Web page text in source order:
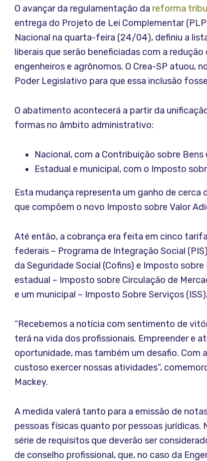
O avançar da regulamentação da reforma
entrega do Projeto de Lei Complementar
Nacional na quarta-feira (24/04), definiu a
liberais que serão beneficiadas com a
engenheiros e agrônomos. O Crea-SP atuou,
Poder Legislativo para que essa inclusão
O abatimento acontecerá a partir da
formas no âmbito administrativo:
Nacional, com a Contribuição sobre Bens
Estadual e municipal, com o Imposto
Esta mudança representa um ganho de cerca
que compõem o novo Imposto sobre Valor
Até então, a cobrança era feita em cinco
federais – Programa de Integração Social
da Seguridade Social (Cofins) e Imposto
estadual – Imposto sobre Circulação de
e um municipal – Imposto Sobre Serviços
“Recebemos a notícia com sentimento de
terá na vida dos profissionais. Empreender e
oportunidade, mas também um desafio. Com
custoso exercer nossas atividades”,
Mackey.
A medida valerá tanto para a emissão de
pessoas físicas quanto por pessoas jurídicas.
série de requisitos que deverão ser
de conselho profissional, que, no caso da